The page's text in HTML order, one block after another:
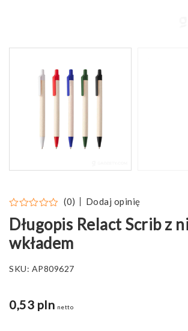
(0) Dodaj opinię
Długopis Relact Scrib z
wkładem
SKU: AP809627
0,53 pln netto